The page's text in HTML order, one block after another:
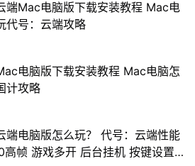
端Mac电脑版下载安装教程 Mac电
代号：云端攻略
电脑版下载安装教程 Mac电脑怎
计攻略
端电脑版怎么玩？ 代号：云端性能
高帧 游戏多开 后台挂机 按键设置